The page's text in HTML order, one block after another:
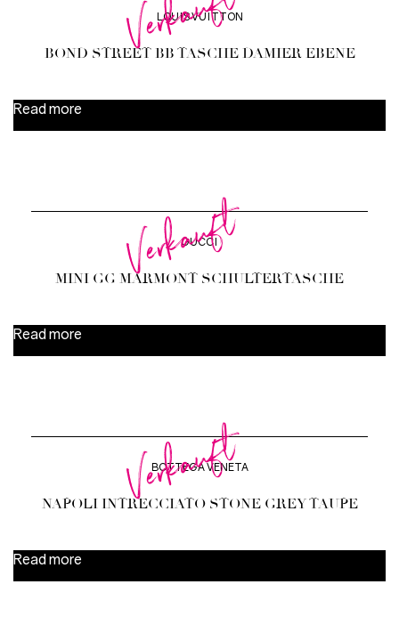
LOUIS VUITTON
BOND STREET BB TASCHE DAMIER EBENE
Read more
Verkauft
GUCCI
MINI GG MARMONT SCHULTERTASCHE
Read more
Verkauft
BOTTEGA VENETA
NAPOLI INTRECCIATO STONE GREY TAUPE
Read more